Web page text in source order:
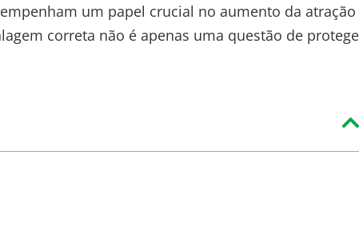
um papel crucial no aumento da atração
correta não é apenas uma questão de